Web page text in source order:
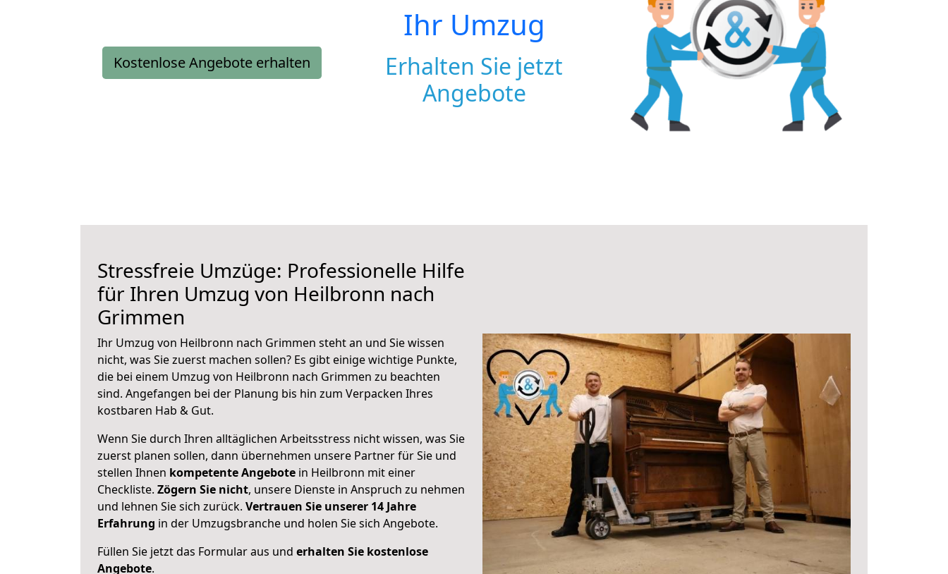
Kostenlose Angebote erhalten
Ihr Umzug
Erhalten Sie jetzt
Angebote
Stressfreie Umzüge: Professionelle Hilfe
für Ihren Umzug von Heilbronn nach
Grimmen
Ihr Umzug von Heilbronn nach Grimmen steht an und Sie wissen
nicht, was Sie zuerst machen sollen? Es gibt einige wichtige Punkte,
die bei einem Umzug von Heilbronn nach Grimmen zu beachten
sind. Angefangen bei der Planung bis hin zum Verpacken Ihres
kostbaren Hab & Gut.
Wenn Sie durch Ihren alltäglichen Arbeitsstress nicht wissen, was Sie
zuerst planen sollen, dann übernehmen unsere Partner für Sie und
stellen Ihnen kompetente Angebote in Heilbronn mit einer
Checkliste. Zögern Sie nicht, unsere Dienste in Anspruch zu nehmen
und lehnen Sie sich zurück. Vertrauen Sie unserer 14 Jahre
Erfahrung in der Umzugsbranche und holen Sie sich Angebote.
Füllen Sie jetzt das Formular aus und erhalten Sie kostenlose
Angebote.